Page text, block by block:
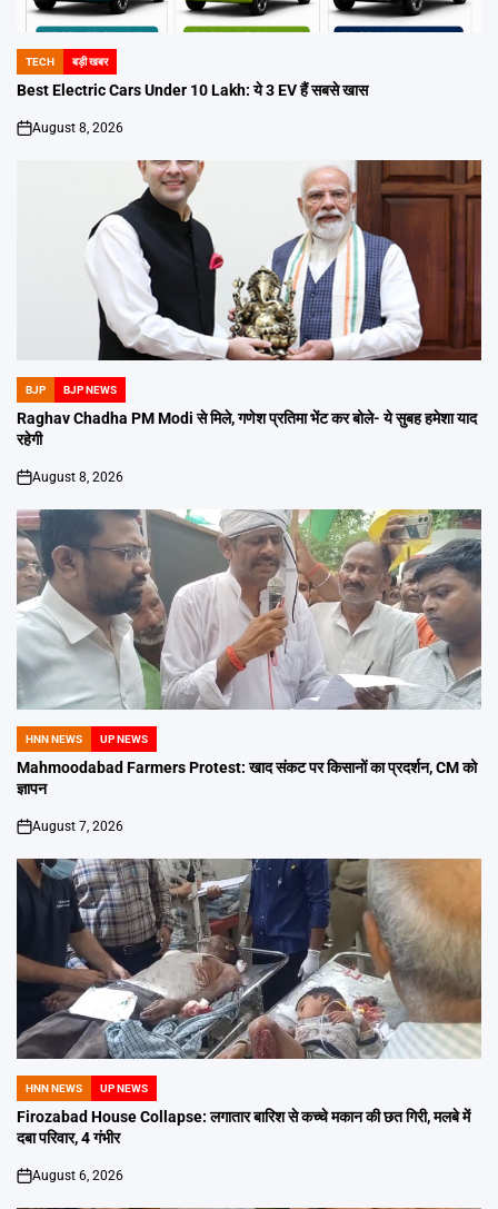
POSTED
IN
TECH बड़ी खबर
Best Electric Cars Under 10 Lakh: ये 3 EV हैं सबसे खास
on
August 8, 2026
POSTED
IN
BJP BJP NEWS
Raghav Chadha PM Modi से मिले, गणेश प्रतिमा भेंट कर बोले- ये सुबह हमेशा याद
रहेगी
on
August 8, 2026
POSTED
IN
HNN NEWS UP NEWS
Mahmoodabad Farmers Protest: खाद संकट पर किसानों का प्रदर्शन, CM को
ज्ञापन
on
August 7, 2026
POSTED
IN
HNN NEWS UP NEWS
Firozabad House Collapse: लगातार बारिश से कच्चे मकान की छत गिरी, मलबे में
दबा परिवार, 4 गंभीर
on
August 6, 2026